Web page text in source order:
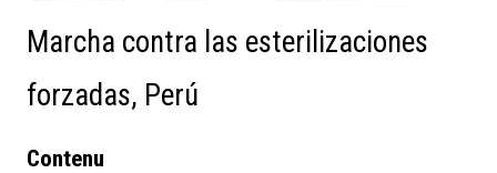
Marcha contra las esterilizaciones
forzadas, Perú
Contenu